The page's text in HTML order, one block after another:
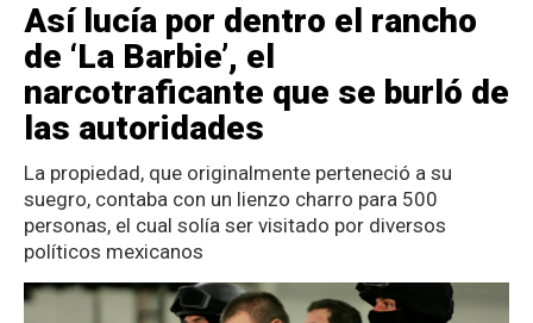
Así lucía por dentro el rancho
de ‘La Barbie’, el
narcotraficante que se burló de
las autoridades
La propiedad, que originalmente perteneció a su
suegro, contaba con un lienzo charro para 500
personas, el cual solía ser visitado por diversos
políticos mexicanos